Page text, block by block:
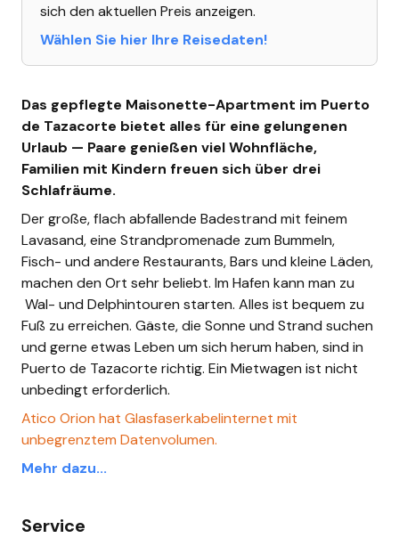
sich den aktuellen Preis anzeigen.
Wählen Sie hier Ihre Reisedaten!
Das gepflegte Maisonette-Apartment im Puerto
de Tazacorte bietet alles für eine gelungenen
Urlaub — Paare genießen viel Wohnfläche,
Familien mit Kindern freuen sich über drei
Schlafräume.
Der große, flach abfallende Badestrand mit feinem
Lavasand, eine Strandpromenade zum Bummeln,
Fisch- und andere Restaurants, Bars und kleine Läden,
machen den Ort sehr beliebt. Im Hafen kann man zu
Wal- und Delphintouren starten. Alles ist bequem zu
Fuß zu erreichen. Gäste, die Sonne und Strand suchen
und gerne etwas Leben um sich herum haben, sind in
Puerto de Tazacorte richtig. Ein Mietwagen ist nicht
unbedingt erforderlich.
Atico Orion hat Glasfaserkabelinternet mit
unbegrenztem Datenvolumen.
Mehr dazu...
Service